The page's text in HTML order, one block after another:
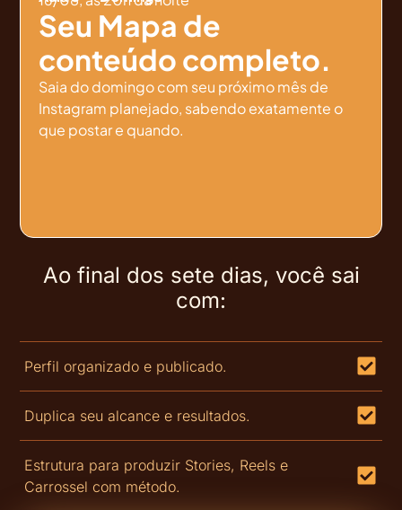
Seu Mapa de
conteúdo completo.
Saia do domingo com seu próximo mês de
Instagram planejado, sabendo exatamente o
que postar e quando.
Ao final dos sete dias, você sai
com:
Perfil organizado e publicado.
Duplica seu alcance e resultados.
Estrutura para produzir Stories, Reels e
Carrossel com método.